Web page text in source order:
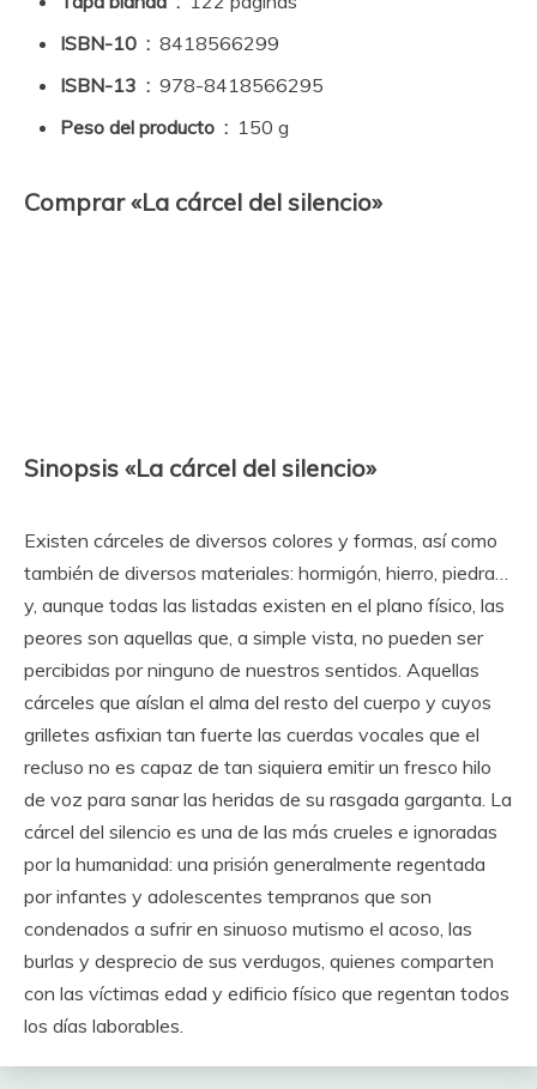
ISBN-10 ‏ : ‎ 8418566299
ISBN-13 ‏ : ‎ 978-8418566295
Peso del producto ‏ : ‎ 150 g
Comprar «La cárcel del silencio»
Sinopsis «La cárcel del silencio»
Existen cárceles de diversos colores y formas, así como
también de diversos materiales: hormigón, hierro, piedra…
y, aunque todas las listadas existen en el plano físico, las
peores son aquellas que, a simple vista, no pueden ser
percibidas por ninguno de nuestros sentidos. Aquellas
cárceles que aíslan el alma del resto del cuerpo y cuyos
grilletes asfixian tan fuerte las cuerdas vocales que el
recluso no es capaz de tan siquiera emitir un fresco hilo
de voz para sanar las heridas de su rasgada garganta. La
cárcel del silencio es una de las más crueles e ignoradas
por la humanidad: una prisión generalmente regentada
por infantes y adolescentes tempranos que son
condenados a sufrir en sinuoso mutismo el acoso, las
burlas y desprecio de sus verdugos, quienes comparten
con las víctimas edad y edificio físico que regentan todos
los días laborables.